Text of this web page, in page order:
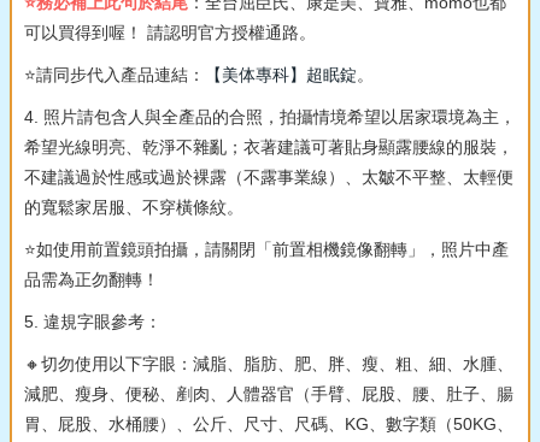
可以買得到喔！ 請認明官方授權通路。
⭐請同步代入產品連結： 【美体專科】超眠錠。
4. 照片請包含人與全產品的合照，拍攝情境希望以居家環境為主，
希望光線明亮、乾淨不雜亂；衣著建議可著貼身顯露腰線的服裝，
不建議過於性感或過於裸露（不露事業線）、太皺不平整、太輕便
的寬鬆家居服、不穿橫條紋。
⭐如使用前置鏡頭拍攝，請關閉「前置相機鏡像翻轉」，照片中產
品需為正勿翻轉！
5. 違規字眼參考：
🔸切勿使用以下字眼：減脂、脂肪、肥、胖、瘦、粗、細、水腫、
減肥、瘦身、便秘、剷肉、人體器官（手臂、屁股、腰、肚子、腸
胃、屁股、水桶腰）、公斤、尺寸、尺碼、KG、數字類（50KG、